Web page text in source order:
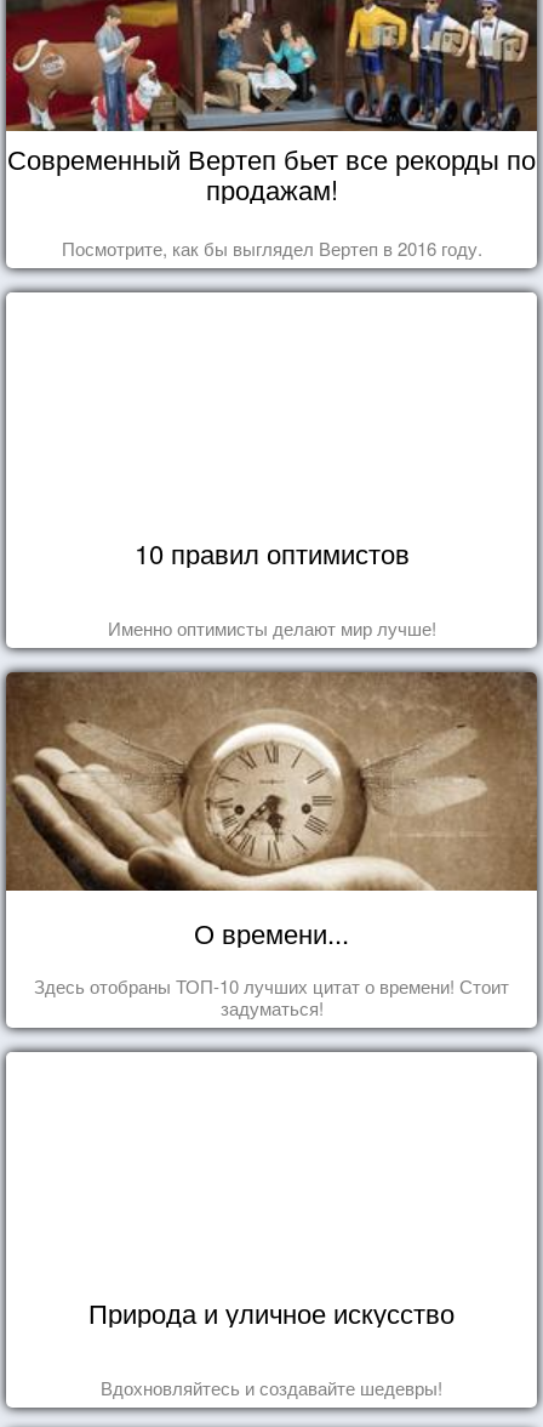
Современный Вертеп бьет все рекорды по
продажам!
Посмотрите, как бы выглядел Вертеп в 2016 году.
10 правил оптимистов
Именно оптимисты делают мир лучше!
О времени...
Здесь отобраны ТОП-10 лучших цитат о времени! Стоит
задуматься!
Природа и уличное искусство
Вдохновляйтесь и создавайте шедевры!